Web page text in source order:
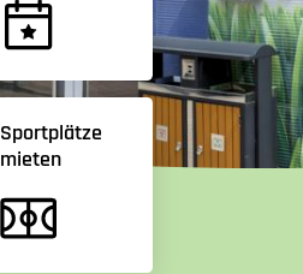
Sportplätze
mieten